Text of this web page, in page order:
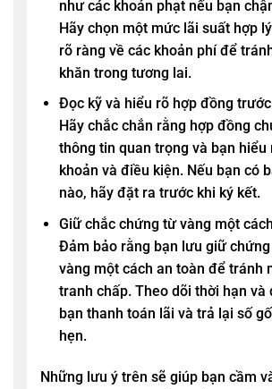
như các khoản phạt nếu bạn
Hãy chọn một mức lãi suất hợp
rõ ràng về các khoản phí để
khăn trong tương lai.
Đọc kỹ và hiểu rõ hợp đồng
Hãy chắc chắn rằng hợp đồng
thông tin quan trọng và bạn hiểu
khoản và điều kiện. Nếu bạn có
nào, hãy đặt ra trước khi ký kết.
Giữ chắc chứng từ vàng một
Đảm bảo rằng bạn lưu giữ
vàng một cách an toàn để tránh
tranh chấp. Theo dõi thời hạn và
bạn thanh toán lãi và trả lại số
hẹn.
Những lưu ý trên sẽ giúp bạn cầm